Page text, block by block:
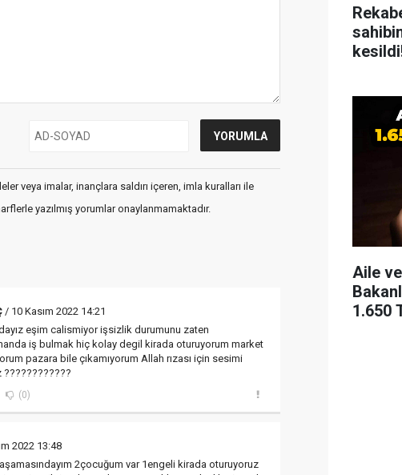
veya imalar, inançlara saldırı içeren, imla kuralları ile
yazılmış yorumlar onaylanmamaktadır.
/ 10 Kasım 2022 14:21
eşim calismiyor işsizlik durumunu zaten
iş bulmak hiç kolay degil kirada oturuyorum market
pazara bile çıkamıyorum Allah rızası için sesimi
(0)
2022 13:48
2çocuğum var 1engeli kirada oturuyoruz
Aile
1.650